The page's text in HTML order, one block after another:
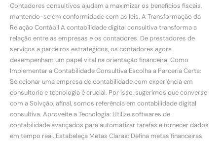
Contadores consultivos ajudam a maximizar os benefícios fiscais,
mantendo-se em conformidade com as leis. A Transformação da
Relação Contábil A contabilidade digital consultiva transforma a
relação entre as empresas e os contadores. De prestadores de
serviços a parceiros estratégicos, os contadores agora
desempenham um papel vital na orientação financeira. Como
Implementar a Contabilidade Consultiva Escolha a Parceria Certa:
Selecionar uma empresa de contabilidade com experiência em
consultoria e tecnologia é crucial. Por isso, sugerimos que converse
com a Solvção, afinal, somos referência em contabilidade digital
consultiva. Aproveite a Tecnologia: Utilize softwares de
contabilidade avançados para automatizar tarefas e fornecer dados
em tempo real. Estabeleça Metas Claras: Defina metas financeiras